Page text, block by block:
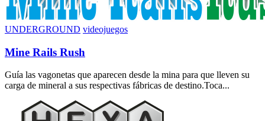
UNDERGROUND videojuegos
Mine Rails Rush
Guía las vagonetas que aparecen desde la mina para que lleven su
carga de mineral a sus respectivas fábricas de destino.Toca...